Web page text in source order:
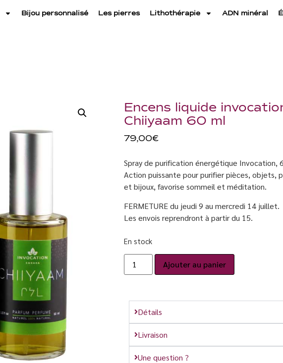
Bijou personnalisé Les pierres Lithothérapie ADN minéral
Encens liquide
Chiiyaam 60 ml
79,00€
Spray de purification énergétique Invocation,
Action puissante pour purifier pièces, objets,
et bijoux, favorise sommeil et méditation.
FERMETURE du jeudi 9 au mercredi 14 juillet.
Les envois reprendront à partir du 15.
En stock
Ajouter au panier
Détails
Livraison
Une question ?